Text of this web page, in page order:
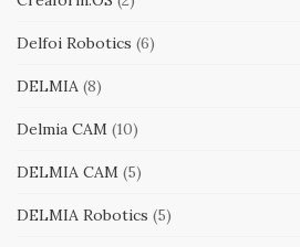
Delfoi Robotics (6)
DELMIA (8)
Delmia CAM (10)
DELMIA CAM (5)
DELMIA Robotics (5)